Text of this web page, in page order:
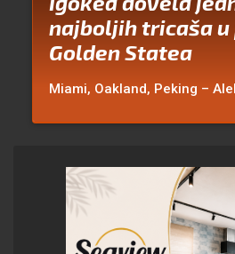
najboljih tricaša
Golden Statea
Miami, Oakland, Peking –